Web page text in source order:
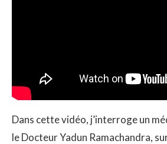
Dans cette vidéo, j’interroge un
le Docteur Yadun Ramachandra,